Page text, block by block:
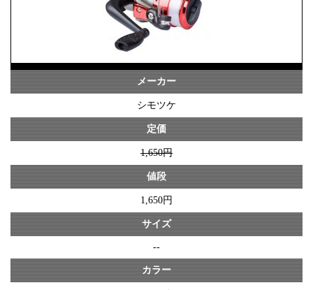
メーカー
シモツケ
定価
1,650円
値段
1,650円
サイズ
--
カラー